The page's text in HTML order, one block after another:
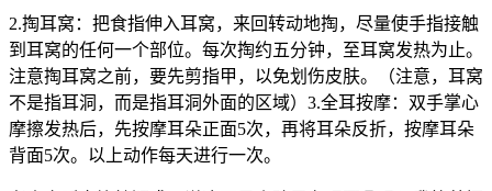
2.掏耳窝：把食指伸入耳窝，来回转动地掏，尽量使手指接触
到耳窝的任何一个部位。每次掏约五分钟，至耳窝发热为止。
注意掏耳窝之前，要先剪指甲，以免划伤皮肤。（注意，耳窝
不是指耳洞，而是指耳洞外面的区域）3.全耳按摩：双手掌心
摩擦发热后，先按摩耳朵正面5次，再将耳朵反折，按摩耳朵
背面5次。以上动作每天进行一次。